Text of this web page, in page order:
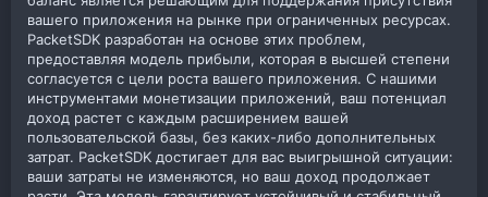
вашего приложения на рынке при ограниченных ресурсах.
PacketSDK разработан на основе этих проблем,
предоставляя модель прибыли, которая в высшей степени
согласуется с цели роста вашего приложения. С нашими
инструментами монетизации приложений, ваш потенциал
доход растет с каждым расширением вашей
пользовательской базы, без каких-либо дополнительных
затрат. PacketSDK достигает для вас выигрышной ситуации:
ваши затраты не изменяются, но ваш доход продолжает